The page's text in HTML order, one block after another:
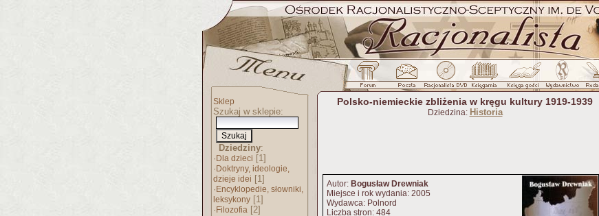
Sklep
Szukaj w sklepie:
Dziedziny:
· Dla dzieci [1]
· Doktryny, ideologie,
dzieje idei [1]
· Encyklopedie, słowniki,
leksykony [1]
· Filozofia [2]
Polsko-niemieckie zbliżenia w kręgu kultury 1919-1939
Dziedzina: Historia
Autor: Bogusław Drewniak
Miejsce i rok wydania: 2005
Wydawca: Polnord
Liczba stron: 484